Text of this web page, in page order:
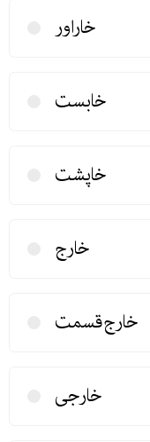
خاراور
خابست
خاپشت
خارج
خارج‌قسمت
خارجی